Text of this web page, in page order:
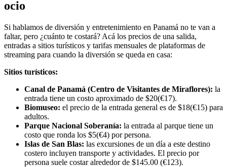
ocio
Si hablamos de diversión y entretenimiento en Panamá no te van a
faltar, pero ¿cuánto te costará? Acá los precios de una salida,
entradas a sitios turísticos y tarifas mensuales de plataformas de
streaming para cuando la diversión se queda en casa:
Sitios turísticos:
Canal de Panamá (Centro de Visitantes de Miraflores): la
entrada tiene un costo aproximado de $20(€17).
Biomuseo: el precio de la entrada general es de $18(€15) para
adultos.
Parque Nacional Soberanía: la entrada al parque tiene un
costo que ronda los $5(€4) por persona.
Islas de San Blas: las excursiones de un día a este destino
costero incluyen transporte y actividades. El precio por
persona suele costar alrededor de $145.00 (€123).